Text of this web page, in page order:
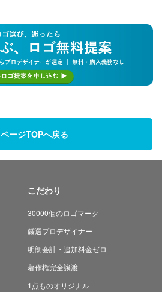
ページTOPへ戻る
こだわり
30000個のロゴマーク
厳選プロデザイナー
明朗会計・追加料金ゼロ
著作権完全譲渡
1点ものオリジナル